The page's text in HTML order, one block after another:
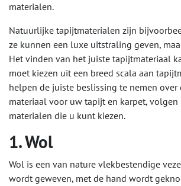
materialen.
Natuurlijke tapijtmaterialen zijn
ze kunnen een luxe uitstraling geven,
Het vinden van het juiste tapijtmateriaal
moet kiezen uit een breed scala aan
helpen de juiste beslissing te nemen over
materiaal voor uw tapijt en karpet, volgen
materialen die u kunt kiezen.
1. Wol
Wol is een van nature vlekbestendige
wordt geweven, met de hand wordt